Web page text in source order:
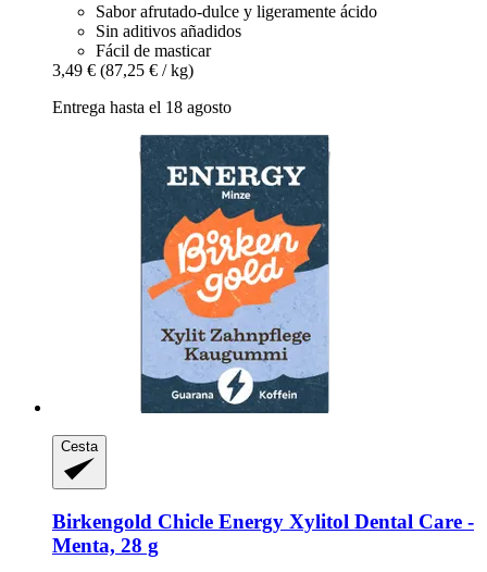
Sabor afrutado-dulce y ligeramente ácido
Sin aditivos añadidos
Fácil de masticar
3,49 € (87,25 € / kg)
Entrega hasta el 18 agosto
Cesta
Birkengold Chicle Energy Xylitol Dental Care -​
Menta, 28 g